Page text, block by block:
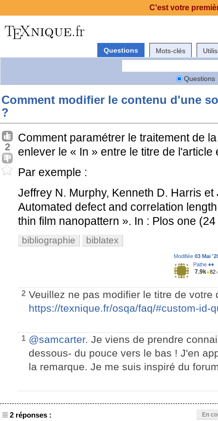
Questions Mots-clés
Questions
Comment modifier le contenu d'une
?
2
Comment paramétrer le traitement de
enlever le « In » entre le titre de l'article
Par exemple :
Jeffrey N. Murphy, Kenneth D. Harris et
Automated defect and correlation
thin film nanopattern ». In : Plos one
bibliographie biblatex
Modifiée 03 Mai
Pathe ♦♦
7.9k●82
2 Veuillez ne pas modifier le titre de votre
https://texnique.fr/osqa/faq/#custom-id-
1 @samcarter. Je viens de prendre
dessous- du pouce vers le bas ! J'en
la remarque. Je me suis inspiré du
2 réponses : En
C'est votre